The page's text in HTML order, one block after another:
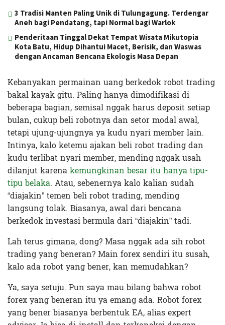
3 Tradisi Manten Paling Unik di Tulungagung. Terdengar
Aneh bagi Pendatang, tapi Normal bagi Warlok
Penderitaan Tinggal Dekat Tempat Wisata Mikutopia
Kota Batu, Hidup Dihantui Macet, Berisik, dan Waswas
dengan Ancaman Bencana Ekologis Masa Depan
Kebanyakan permainan uang berkedok robot trading
bakal kayak gitu. Paling hanya dimodifikasi di
beberapa bagian, semisal nggak harus deposit setiap
bulan, cukup beli robotnya dan setor modal awal,
tetapi ujung-ujungnya ya kudu nyari member lain.
Intinya, kalo ketemu ajakan beli robot trading dan
kudu terlibat nyari member, mending nggak usah
dilanjut karenakemungkinan besar itu hanya tipu-
tipu belaka. Atau, sebenernya kalo kalian sudah
“diajakin” temen beli robot trading, mending
langsung tolak. Biasanya, awal dari bencana
berkedok investasi bermula dari “diajakin” tadi.
Lah terus gimana, dong? Masa nggak ada sih robot
trading yang beneran? Main forex sendiri itu susah,
kalo ada robot yang bener, kan memudahkan?
Ya, saya setuju. Pun saya mau bilang bahwa robot
forex yang beneran itu ya emang ada. Robot forex
yang bener biasanya berbentuk EA, alias expert